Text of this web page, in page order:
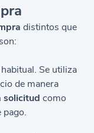
distintos que
Se utiliza
de manera
solicitud como
pago.